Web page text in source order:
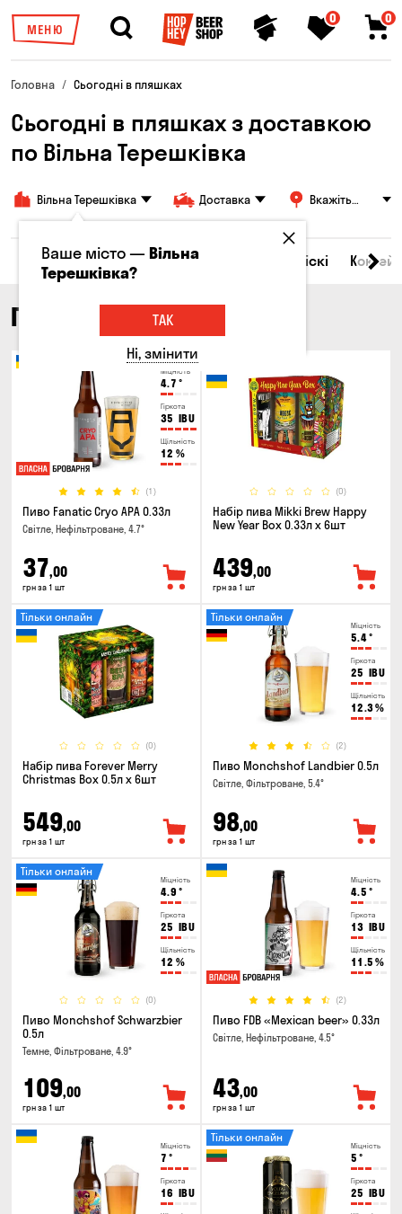
МЕНЮ
0 0
Головна Сьогодні в пляшках
Сьогодні в пляшках з доставкою
по Вільна Терешківка
Вільна Терешківка Доставка
Вкажіть
Всі товари Пиво Сидр Віскі
ПИВО
Міцність
4.7 °
Гіркота
35 IBU
Щільність
12 %
(1)
Пиво Fanatic Cryo APA 0.33л
Світле, Нефільтроване, 4.7°
37,00
грн за 1 шт
(0)
Набір пива Mikki Brew Happy
New Year Box 0.33л x 6шт
439,00
грн за 1 шт
(0)
Тільки онлайн
Набір пива Forever Merry
Christmas Box 0.5л x 6шт
549,00
грн за 1 шт
Міцність
5.4°
Гіркота
25 IBU
Щільність
12.3%
(2)
Тільки онлайн
Пиво Monchshof Landbier 0.5л
Світле, Фільтроване, 5.4°
98,00
грн за 1 шт
Міцність
4.9 °
Гіркота
25 IBU
Щільність
12 %
(0)
Тільки онлайн
Пиво Monchshof Schwarzbier
0.5л
Темне, Фільтроване, 4.9°
109,00
грн за 1 шт
Міцність
4.5 °
Гіркота
13 IBU
Щільність
11.5 %
(2)
Пиво FDB «Mexican beer» 0.33л
Світле, Нефільтроване, 4.5°
43,00
грн за 1 шт
Міцність
7 °
Гіркота
16 IBU
Міцність
5 °
Гіркота
25 IBU
Тільки онлайн
Ваше місто —Вільна
Терешківка?
ТАК
Ні, змінити